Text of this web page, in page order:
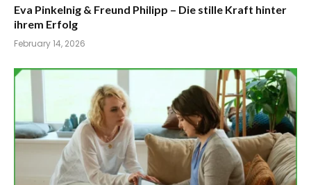
Eva Pinkelnig & Freund Philipp – Die stille Kraft hinter
ihrem Erfolg
February 14, 2026